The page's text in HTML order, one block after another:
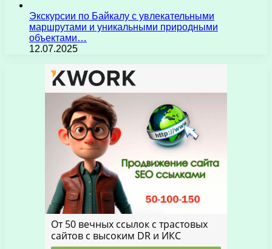
Экскурсии по Байкалу с увлекательными
маршрутами и уникальными природными
объектами…
12.07.2025